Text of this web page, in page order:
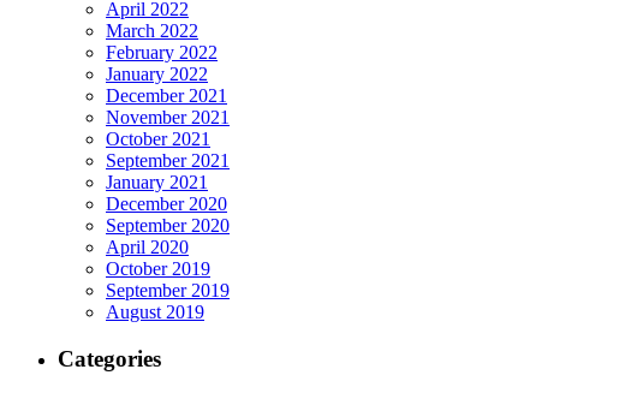
April 2022
March 2022
February 2022
January 2022
December 2021
November 2021
October 2021
September 2021
January 2021
December 2020
September 2020
April 2020
October 2019
September 2019
August 2019
Categories